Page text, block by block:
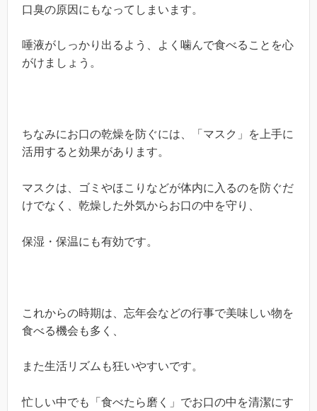
口臭の原因にもなってしまいます。
唾液がしっかり出るよう、よく噛んで食べることを心
がけましょう。
ちなみにお口の乾燥を防ぐには、「マスク」を上手に
活用すると効果があります。
マスクは、ゴミやほこりなどが体内に入るのを防ぐだ
けでなく、乾燥した外気からお口の中を守り、
保湿・保温にも有効です。
これからの時期は、忘年会などの行事で美味しい物を
食べる機会も多く、
また生活リズムも狂いやすいです。
忙しい中でも「食べたら磨く」でお口の中を清潔にす